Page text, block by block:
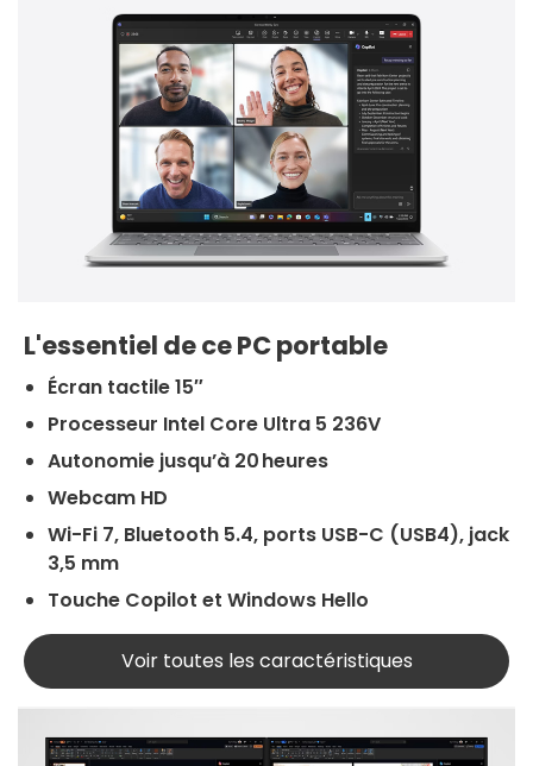
L'essentiel de ce PC portable
Écran tactile 15″
Processeur Intel Core Ultra 5 236V
Autonomie jusqu’à 20 heures
Webcam HD
Wi-Fi 7, Bluetooth 5.4, ports USB-C (USB4), jack
3,5 mm
Touche Copilot et Windows Hello
Voir toutes les caractéristiques